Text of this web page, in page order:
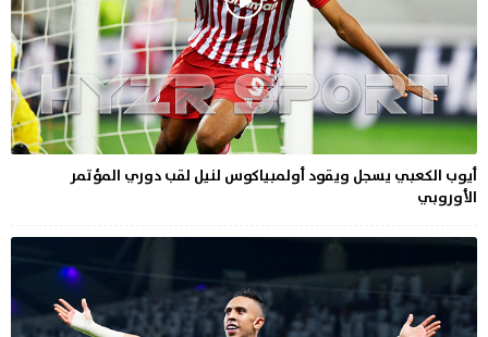
أيوب الكعبي يسجل ويقود أولمبياكوس لنيل لقب دوري المؤتمر
الأوروبي